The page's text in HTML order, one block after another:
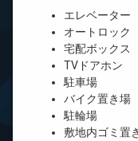
エレベーター
オートロック
宅配ボックス
TVドアホン
駐車場
バイク置き場
駐輪場
敷地内ゴミ置